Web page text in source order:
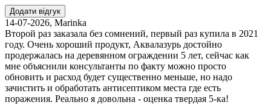
Додати відгук
14-07-2026, Marinka
Второй раз заказала без сомнений, первый раз купила в 2021
году. Очень хороший продукт, Аквалазурь достойно
продержалась на деревянном ограждении 5 лет, сейчас как
мне объяснили консультанты по факту можно просто
обновить и расход будет существенно меньше, но надо
зачистить и обработать антисептиком места где есть
поражения. Реально я довольна - оценка твердая 5-ка!